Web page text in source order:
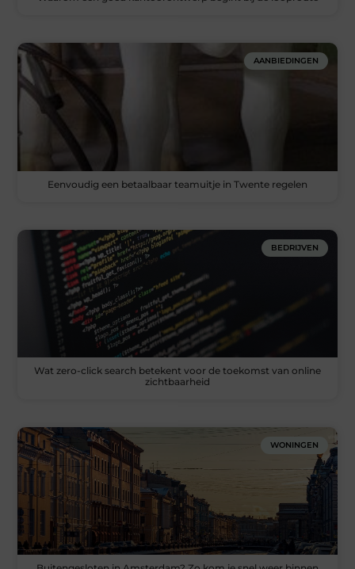
AANBIEDINGEN
Eenvoudig een betaalbaar teamuitje in Twente regelen
BEDRIJVEN
Wat zero-click search betekent voor de toekomst van online
zichtbaarheid
WONINGEN